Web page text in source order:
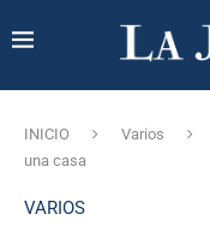
INICIO Varios
una casa
VARIOS